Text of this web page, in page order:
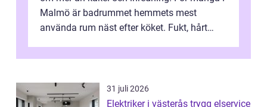
Malmö är badrummet hemmets mest
använda rum näst efter köket. Fukt, hårt
...
31 juli 2026
Elektriker i västerås trygg elservice